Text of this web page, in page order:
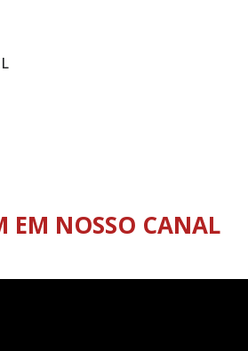
EM NOSSO CANAL